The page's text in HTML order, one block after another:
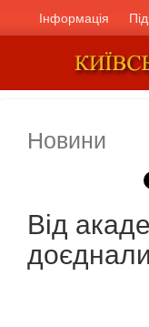
Інформація
Новини
Від